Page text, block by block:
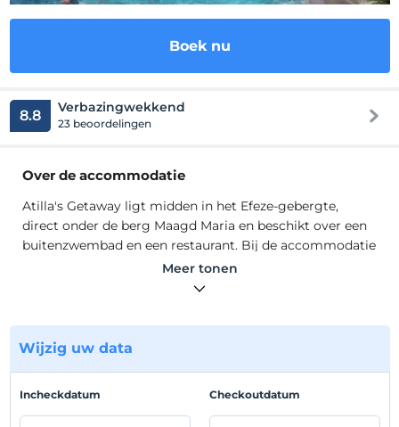
Boek nu
8.8 Verbazingwekkend
23 beoordelingen
Over de accommodatie
Atilla's Getaway ligt midden in het Efeze-gebergte,
direct onder de berg Maagd Maria en beschikt over een
buitenzwembad en een restaurant. Bij de accommodatie
kunt u gratis gebruikmaken van WiFi. Het stadscentrum
van Selcuk ligt op 3 km afstand. Atilla's Getaway heeft
Andere voorzieningen zijn animatiepersoneel, een
gemeenschappelijke lounge en een speelkamer. Bij de
Atilla's Getaway ligt midden in het Efeze-gebergte,
direct onder de berg Maagd Maria en beschikt over een
Meer tonen
Wijzig uw data
Incheckdatum Checkoutdatum